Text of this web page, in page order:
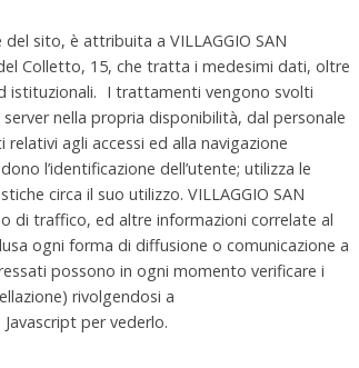
sito, è attribuita a VILLAGGIO SAN
Colletto, 15, che tratta i medesimi dati, oltre
istituzionali. I trattamenti vengono svolti
nella propria disponibilità, dal personale
relativi agli accessi ed alla navigazione
l’identificazione dell’utente; utilizza le
circa il suo utilizzo. VILLAGGIO SAN
di traffico, ed altre informazioni correlate al
ogni forma di diffusione o comunicazione a
possono in ogni momento verificare i
rivolgendosi a
per vederlo.